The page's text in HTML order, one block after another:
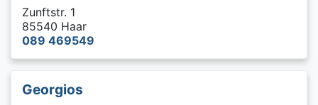
Zunftstr. 1
85540 Haar
089 469549
Georgios